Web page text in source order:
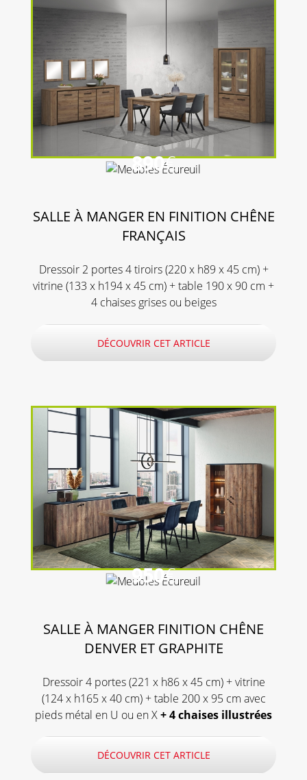
890€
SALLE À MANGER EN FINITION CHÊNE
FRANÇAIS
Dressoir 2 portes 4 tiroirs (220 x h89 x 45 cm) +
vitrine (133 x h194 x 45 cm) + table 190 x 90 cm +
4 chaises grises ou beiges
DÉCOUVRIR CET ARTICLE
950€
SALLE À MANGER FINITION CHÊNE
DENVER ET GRAPHITE
Dressoir 4 portes (221 x h86 x 45 cm) + vitrine
(124 x h165 x 40 cm) + table 200 x 95 cm avec
pieds métal en U ou en X+ 4 chaises illustrées
DÉCOUVRIR CET ARTICLE